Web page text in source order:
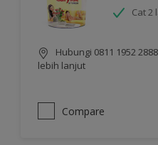
Cat 2
Hubungi 0811 1952
lebih lanjut
Compare